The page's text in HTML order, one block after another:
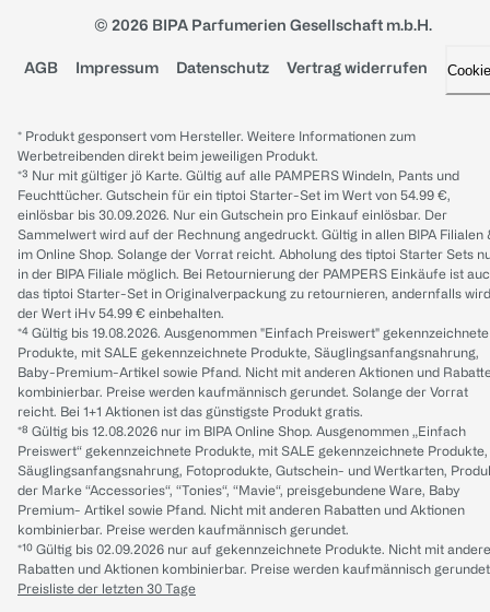
© 2026 BIPA Parfumerien Gesellschaft m.b.H.
AGB Impressum Datenschutz Vertrag widerrufen
* Produkt gesponsert vom Hersteller. Weitere Informationen zum
Werbetreibenden direkt beim jeweiligen Produkt.
*³ Nur mit gültiger jö Karte. Gültig auf alle PAMPERS Windeln, Pants und
Feuchttücher. Gutschein für ein tiptoi Starter-Set im Wert von 54.99 €,
einlösbar bis 30.09.2026. Nur ein Gutschein pro Einkauf einlösbar. Der
Sammelwert wird auf der Rechnung angedruckt. Gültig in allen BIPA Filialen
im Online Shop. Solange der Vorrat reicht. Abholung des tiptoi Starter Sets
in der BIPA Filiale möglich. Bei Retournierung der PAMPERS Einkäufe ist
das tiptoi Starter-Set in Originalverpackung zu retournieren, andernfalls wird
der Wert iHv 54.99 € einbehalten.
*⁴ Gültig bis 19.08.2026. Ausgenommen "Einfach Preiswert" gekennzeichnete
Produkte, mit SALE gekennzeichnete Produkte, Säuglingsanfangsnahrung,
Baby-Premium-Artikel sowie Pfand. Nicht mit anderen Aktionen und
kombinierbar. Preise werden kaufmännisch gerundet. Solange der Vorrat
reicht. Bei 1+1 Aktionen ist das günstigste Produkt gratis.
*⁸ Gültig bis 12.08.2026 nur im BIPA Online Shop. Ausgenommen „Einfach
Preiswert“ gekennzeichnete Produkte, mit SALE gekennzeichnete Produkte,
Säuglingsanfangsnahrung, Fotoprodukte, Gutschein- und Wertkarten,
der Marke “Accessories“, “Tonies“, “Mavie“, preisgebundene Ware, Baby
Premium- Artikel sowie Pfand. Nicht mit anderen Rabatten und Aktionen
kombinierbar. Preise werden kaufmännisch gerundet.
*¹⁰ Gültig bis 02.09.2026 nur auf gekennzeichnete Produkte. Nicht mit
Rabatten und Aktionen kombinierbar. Preise werden kaufmännisch
Preisliste der letzten 30 Tage